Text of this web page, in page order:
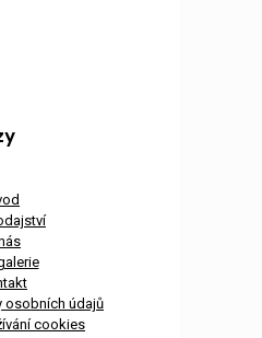
osobních údajů
cookies